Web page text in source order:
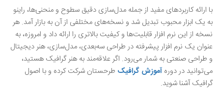
با ارائه کاربردهای مفید از جمله مدل‌سازی دقیق سطوح و منحنی‌ها، راینو
به یک ابزار محبوب تبدیل شد و نسخه‌های مختلفی از آن به بازار آمد. هر
نسخه از این نرم افزار قابلیت‌ها و کیفیت بالاتری را ارائه داد و امروزه، به
عنوان یک نرم افزار پیشرفته در طراحی سه‌بعدی، مدل‌سازی، هنر دیجیتال
و طراحی صنعتی به شمار می‌رود. اگر علاقه‌مند به هنر گرافیک هستید،
می‌توانید در دوره آموزش گرافیک طرحستان شرکت کرده و با اصول
گرافیک آشنا شوید.